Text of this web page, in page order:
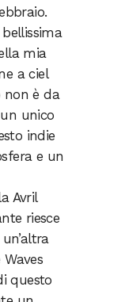
mia
a ciel
non è da
unico
indie
e un
Avril
riesce
questo